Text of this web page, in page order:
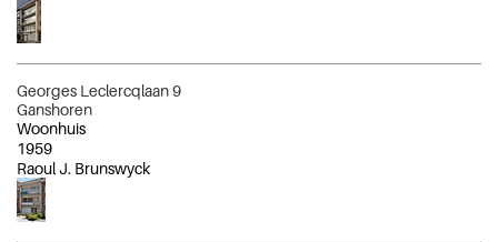
Georges Leclercqlaan 9
Ganshoren
Woonhuis
1959
Raoul J. Brunswyck